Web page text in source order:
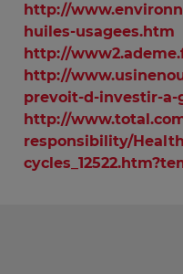
http://
huiles-usagees.htm
http://
http://
prevoit-d-investir-a-
http://
responsibility/